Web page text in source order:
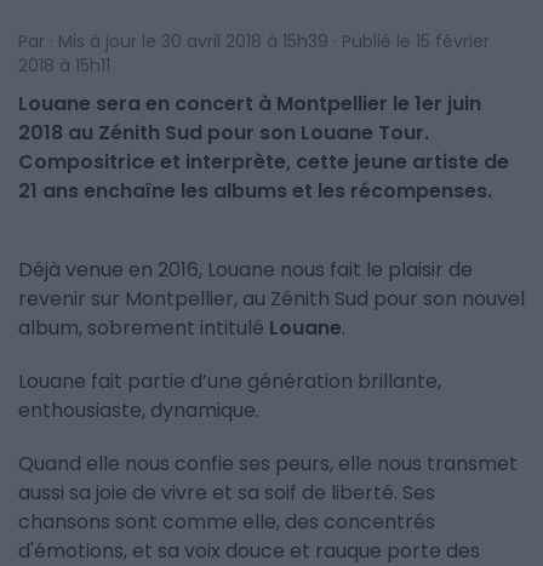
Par · Mis à jour le 30 avril 2018 à 15h39 · Publié le 15 février
2018 à 15h11
Louane sera en concert à Montpellier le 1er juin
2018 au Zénith Sud pour son Louane Tour.
Compositrice et interprète, cette jeune artiste de
21 ans enchaîne les albums et les récompenses.
Déjà venue en 2016, Louane nous fait le plaisir de
revenir sur Montpellier, au Zénith Sud pour son nouvel
album, sobrement intitulé Louane.
Louane fait partie d’une génération brillante,
enthousiaste, dynamique.
Quand elle nous confie ses peurs, elle nous transmet
aussi sa joie de vivre et sa soif de liberté. Ses
chansons sont comme elle, des concentrés
d'émotions, et sa voix douce et rauque porte des